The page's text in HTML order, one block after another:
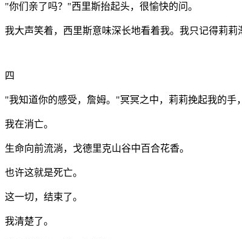
"你们亲了吗？ "西里斯抬起头，很愉快的问。
我大声笑着，西里斯意味深长地看着我。我只记得莉莉
四
"我知道你的感受，詹姆。 "冥冥之中，莉莉挽起我的手，
我在消亡。
生命向前流淌，戈德里克山谷中百合花香。
也许这就是死亡。
这一切，结束了。
我清楚了。